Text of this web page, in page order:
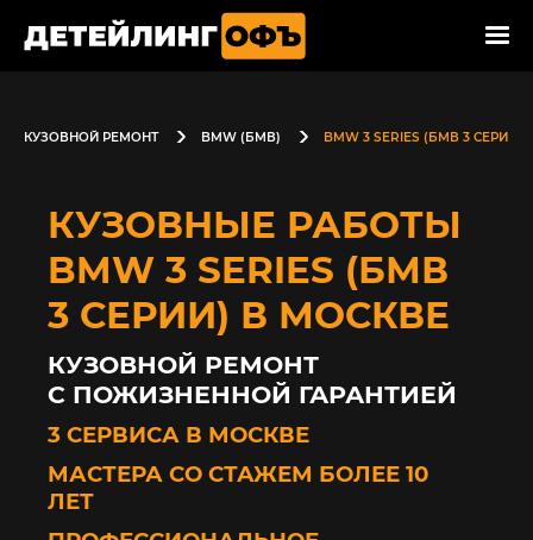
КУЗОВНОЙ РЕМОНТ BMW (БМВ) BMW 3 SERIES (БМВ 3 СЕРИИ)
КУЗОВНЫЕ РАБОТЫ
BMW 3 SERIES (БМВ
3 СЕРИИ) В МОСКВЕ
КУЗОВНОЙ РЕМОНТ
С ПОЖИЗНЕННОЙ ГАРАНТИЕЙ
3 СЕРВИСА В МОСКВЕ
МАСТЕРА СО СТАЖЕМ БОЛЕЕ 10
ЛЕТ